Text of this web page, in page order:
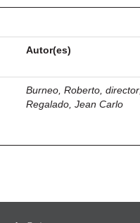
Autor(es)
Burneo, Roberto, director
Regalado, Jean Carlo